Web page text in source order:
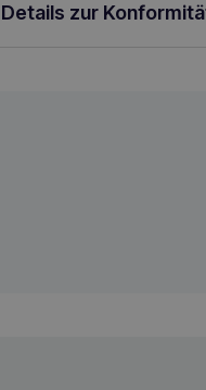
Details zur